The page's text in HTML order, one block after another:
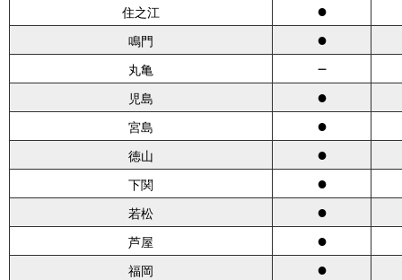
住之江 ●
鳴門 ●
丸亀 －
児島 ●
宮島 ●
徳山 ●
下関 ●
若松 ●
芦屋 ●
福岡 ●